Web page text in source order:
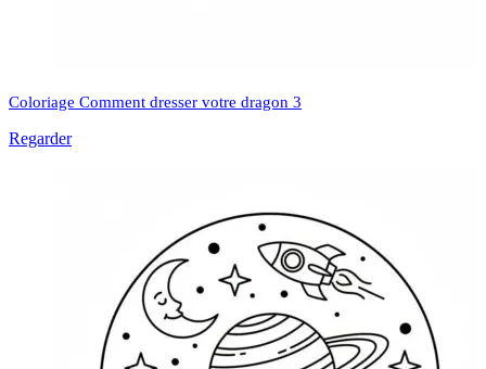
Coloriage Comment dresser votre dragon 3
Regarder